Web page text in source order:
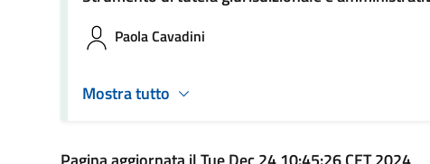
Paola Cavadini
Mostra tutto